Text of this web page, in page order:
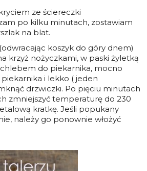
ze ściereczki
po kilku minutach, zostawiam
na blat.
koszyk do góry dnem)
krzyż nożyczkami, w paski żyletką
do piekarnika, mocno
i lekko ( jeden
drzwiczki. Po pięciu minutach
zmniejszyć temperaturę do 230
kratkę. Jeśli popukany
należy go ponownie włożyć